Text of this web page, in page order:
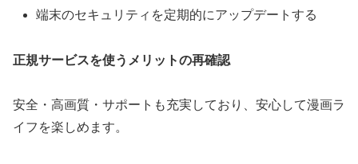
端末のセキュリティを定期的にアップデートする
正規サービスを使うメリットの再確認
安全・高画質・サポートも充実しており、安心して漫画ラ
イフを楽しめます。